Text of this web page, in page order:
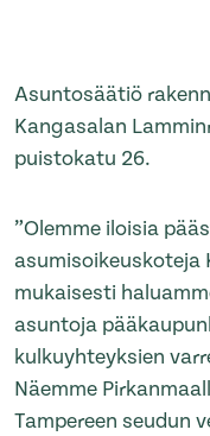
Asuntosäätiö
Kangasalan
puistokatu 26.
”Olemme iloisia
asumisoikeuskoteja
mukaisesti
asuntoja
kulkuyhteyksien
Näemme
Tampereen seudun